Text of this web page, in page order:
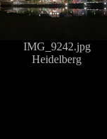
IMG_9242.jpg
Heidelberg